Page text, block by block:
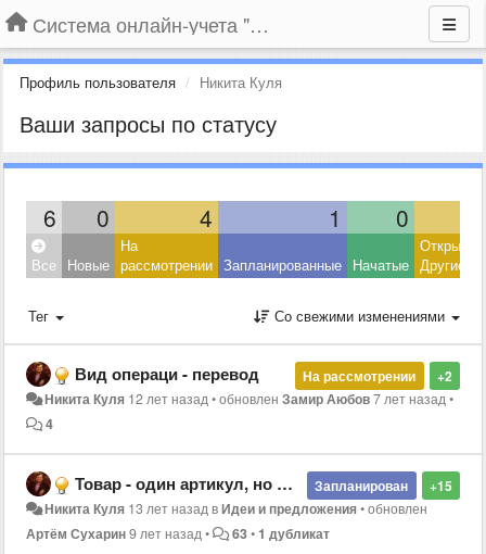
Система онлайн-учета "Большая Птица"
Профиль пользователя Никита Куля
Ваши запросы по статусу
6 0 4 1 0
Все Новые
На
рассмотрении Запланированные Начатые Другие
Тег Со свежими изменениями
+2
На рассмотрении
Вид операци - перевод
Никита Куля 12 лет назад•обновленЗамир Аюбов7 лет назад•
4
+15
Запланирован
Товар - один артикул, но несколько размеров (для одежды)
Никита Куля 13 лет назадвИдеи и предложения•обновлен
Артём Сухарин9 лет назад• 63• 1 дубликат